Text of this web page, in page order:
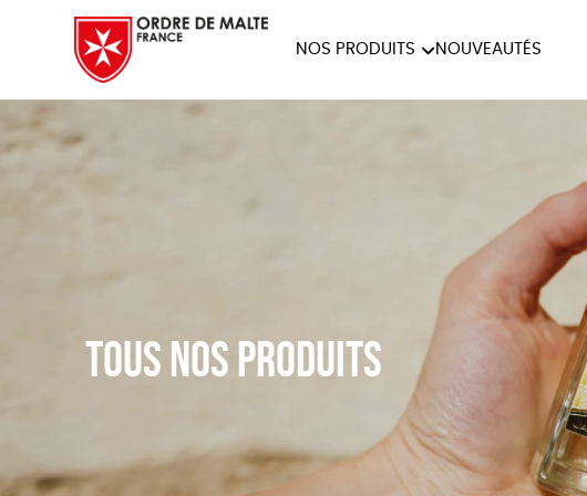
NOS PRODUITS
NOTRE COLLECTION
NOUVEAUTÉS
Tous nos produits